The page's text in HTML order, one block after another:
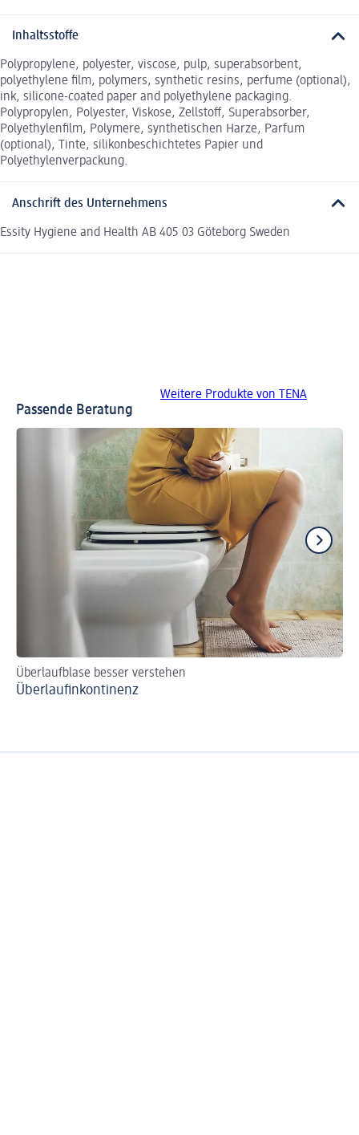
Inhaltsstoffe
Polypropylene, polyester, viscose, pulp, superabsorbent,
polyethylene film, polymers, synthetic resins, perfume (optional),
ink, silicone-coated paper and polyethylene packaging.
Polypropylen, Polyester, Viskose, Zellstoff, Superabsorber,
Polyethylenfilm, Polymere, synthetischen Harze, Parfum
(optional), Tinte, silikonbeschichtetes Papier und
Polyethylenverpackung.
Anschrift des Unternehmens
Essity Hygiene and Health AB 405 03 Göteborg Sweden
Weitere Produkte von TENA
Passende Beratung
Überlaufblase besser verstehen
Überlaufinkontinenz